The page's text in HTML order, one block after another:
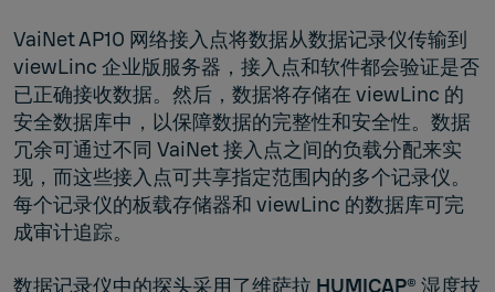
VaiNet AP10 网络接入点将数据从数据记录仪传输到
viewLinc 企业版服务器，接入点和软件都会验证是否
已正确接收数据。然后，数据将存储在 viewLinc 的
安全数据库中，以保障数据的完整性和安全性。数据
冗余可通过不同 VaiNet 接入点之间的负载分配来实
现，而这些接入点可共享指定范围内的多个记录仪。
每个记录仪的板载存储器和 viewLinc 的数据库可完
成审计追踪。
数据记录仪中的探头采用了维萨拉 HUMICAP® 湿度技